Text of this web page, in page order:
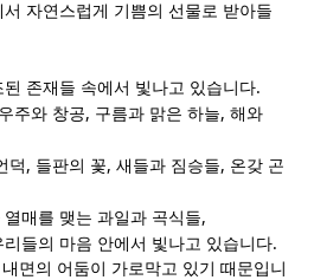
자연스럽게 기쁨의 선물로 받아들
존재들 속에서 빛나고 있습니다.
주와 창공, 구름과 맑은 하늘,해와
덕 , 들판의 꽃,새들과 짐승들, 온갖 곤
매를 맺는 과일과 곡식들,
들의 마음 안에서 빛나고 있습니다.
면의 어둠이 가로막고 있기 때문입니